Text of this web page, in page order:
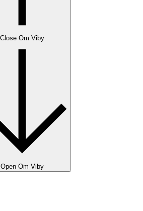
Open Om Viby